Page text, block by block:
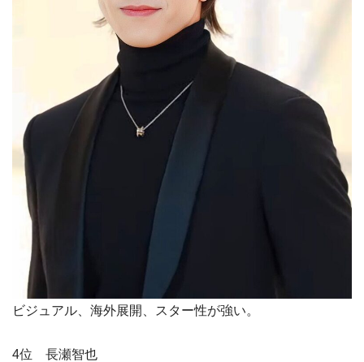
ビジュアル、海外展開、スター性が強い。
4位 長瀬智也